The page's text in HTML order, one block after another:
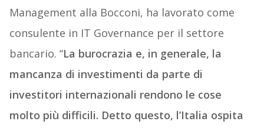
Management alla Bocconi, ha lavorato come
consulente in IT Governance per il settore
bancario. “La burocrazia e, in generale, la
mancanza di investimenti da parte di
investitori internazionali rendono le cose
molto più difficili. Detto questo, l’Italia ospita